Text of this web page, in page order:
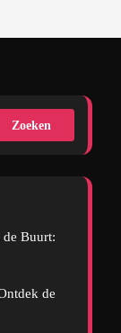
Zoeken
Buurt:
de